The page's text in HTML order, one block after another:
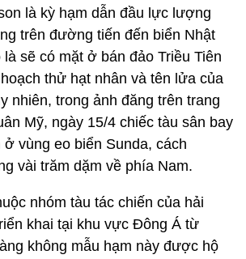
là kỳ hạm dẫn đầu lực lượng
trên đường tiến đến biển Nhật
sẽ có mặt ở bán đảo Triều Tiên
thử hạt nhân và tên lửa của
nhiên, trong ảnh đăng trên trang
Mỹ, ngày 15/4 chiếc tàu sân bay
ở vùng eo biển Sunda, cách
vài trăm dặm về phía Nam.
nhóm tàu tác chiến của hải
khai tại khu vực Đông Á từ
không mẫu hạm này được hộ